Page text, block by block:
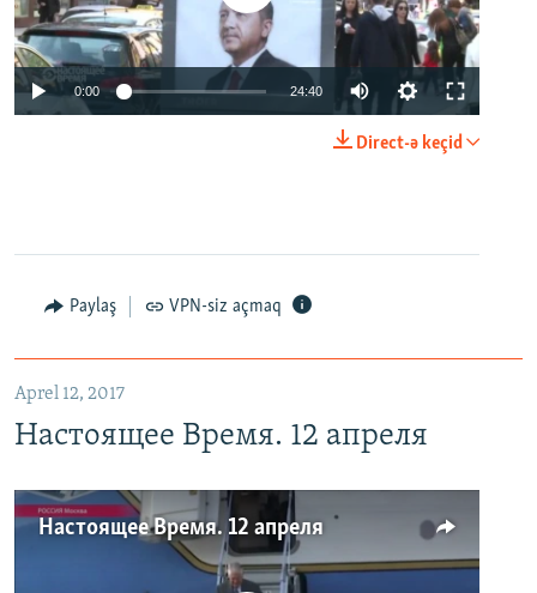
0:00 24:40
Direct-ə keçid
Paylaş VPN-siz açmaq
Aprel 12, 2017
Настоящее Время. 12 апреля
Настоящее Время. 12 апреля